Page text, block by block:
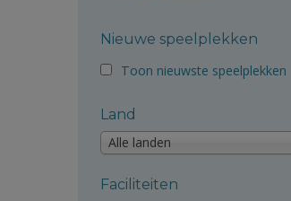
Nieuwe speelplekken
Toon nieuwste speelplekken
Land
Alle landen
Faciliteiten